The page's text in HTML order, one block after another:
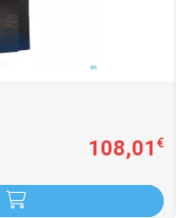
108,01€